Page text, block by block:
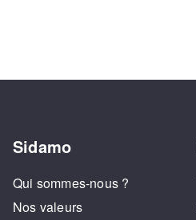
Sidamo
Qui sommes-nous ?
Nos valeurs